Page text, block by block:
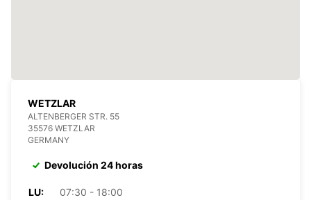
WETZLAR
ALTENBERGER STR. 55
35576 WETZLAR
GERMANY
Devolución 24 horas
LU:
07:30 - 18:00